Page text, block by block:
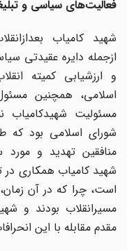
فعالیت‌های سیاسی و
شهید کامیاب
و ارزشیابی کمیته
‌اسلامی، همچنین مسئول
مسئولیت شهیدکامیاب
شورای ‌اسلامی بود که
منافقین تهدید و مورد
شهید کامیاب همکاری
است، چرا که در آن زمان،
مسیرانقلاب بودند و
مقدم مقابله با این